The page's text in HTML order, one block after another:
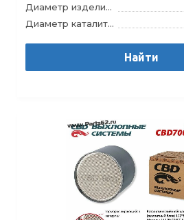
Диаметр изделия, мм
Диаметр каталитического блока, мм
Модель
Найти